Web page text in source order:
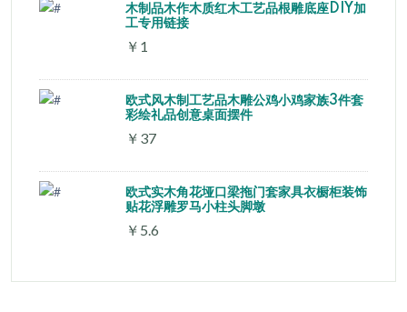
木制品木作木质红木工艺品根雕底座DIY加
工专用链接
￥1
欧式风木制工艺品木雕公鸡小鸡家族3件套
彩绘礼品创意桌面摆件
￥37
欧式实木角花垭口梁拖门套家具衣橱柜装饰
贴花浮雕罗马小柱头脚墩
￥5.6